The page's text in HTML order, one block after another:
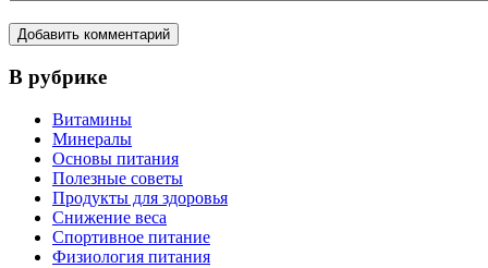
В рубрике
Витамины
Минералы
Основы питания
Полезные советы
Продукты для здоровья
Снижение веса
Спортивное питание
Физиология питания